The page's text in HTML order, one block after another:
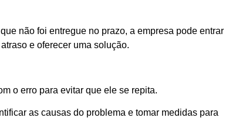
não foi entregue no prazo, a empresa pode entrar
e oferecer uma solução.
o erro para evitar que ele se repita.
as causas do problema e tomar medidas para